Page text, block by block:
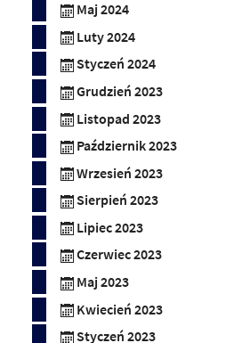
Maj 2024
Luty 2024
Styczeń 2024
Grudzień 2023
Listopad 2023
Październik 2023
Wrzesień 2023
Sierpień 2023
Lipiec 2023
Czerwiec 2023
Maj 2023
Kwiecień 2023
Styczeń 2023